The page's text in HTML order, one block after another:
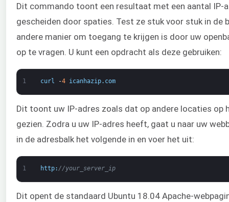
Dit commando toont een resultaat met een aantal IP-
gescheiden door spaties. Test ze stuk voor stuk in de
andere manier om toegang te krijgen is door uw
op te vragen. U kunt een opdracht als deze gebruiken:
1 curl -4 icanhazip. com
Dit toont uw IP-adres zoals dat op andere locaties op
gezien. Zodra u uw IP-adres heeft, gaat u naar uw
in de adresbalk het volgende in en voer het uit:
1 http: //your_server_ip
Dit opent de standaard Ubuntu 18.04 Apache-